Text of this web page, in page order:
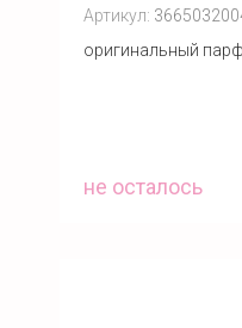
Артикул:
оригинальный
не осталось